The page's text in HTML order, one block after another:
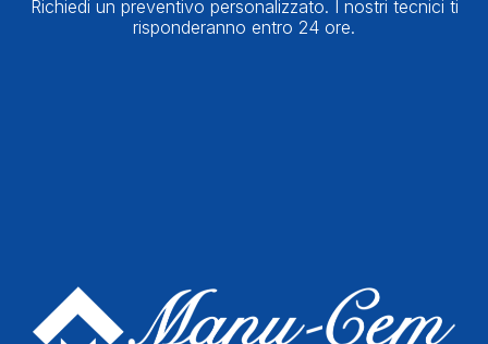
Richiedi un preventivo personalizzato. I nostri tecnici ti
risponderanno entro 24 ore.